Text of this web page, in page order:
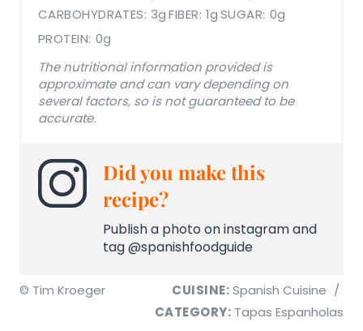
CARBOHYDRATES: 3g FIBER: 1gSUGAR: 0g
PROTEIN: 0g
The nutritional information provided is
approximate and can vary depending on
several factors, so is not guaranteed to be
accurate.
Did you make this
recipe?
Publish a photo on instagram and
tag @spanishfoodguide
© Tim Kroeger CUISINE:Spanish Cuisine /
CATEGORY: Tapas Espanholas